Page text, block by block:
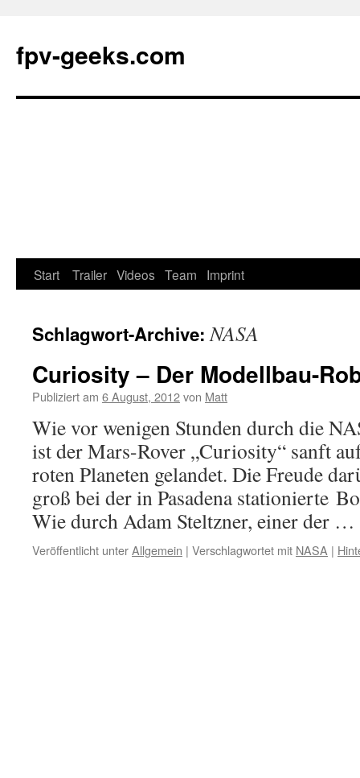
fpv-geeks.com
Springe
Inhalt
Start Trailer Videos Team Imprint
Schlagwort-Archive:NASA
Curiosity – Der Modellbau-
Publiziert am 6 August, 2012von Matt
Wie vor wenigen Stunden durch die
ist der Mars-Rover „Curiosity“ sanft
roten Planeten gelandet. Die Freude
groß bei der in Pasadena stationierte
Wie durch Adam Steltzner, einer der …
Veröffentlicht unterAllgemein | Verschlagwortet mit NASA |